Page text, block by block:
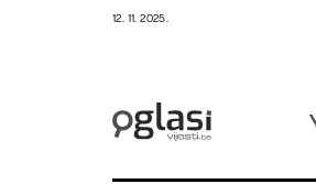
12. 11. 2025.